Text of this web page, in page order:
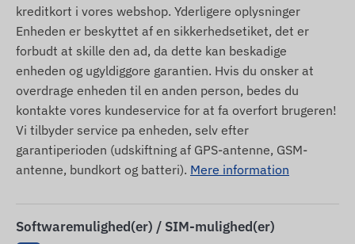
kreditkort i vores webshop. Yderligere oplysninger
Enheden er beskyttet af en sikkerhedsetiket, det er
forbudt at skille den ad, da dette kan beskadige
enheden og ugyldiggore garantien. Hvis du onsker at
overdrage enheden til en anden person, bedes du
kontakte vores kundeservice for at fa overfort brugeren!
Vi tilbyder service pa enheden, selv efter
garantiperioden (udskiftning af GPS-antenne, GSM-
antenne, bundkort og batteri). Mere information
Softwaremulighed(er) / SIM-mulighed(er)